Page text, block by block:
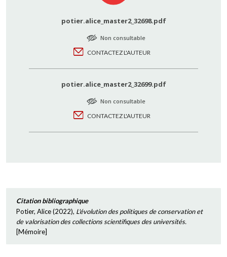
potier.alice_master2_32698.pdf
Non consultable
CONTACTEZ L'AUTEUR
potier.alice_master2_32699.pdf
Non consultable
CONTACTEZ L'AUTEUR
Citation bibliographique
Potier, Alice(2022), L'évolution des politiques de conservation et
de valorisation des collections scientifiques des universités.
[Mémoire]